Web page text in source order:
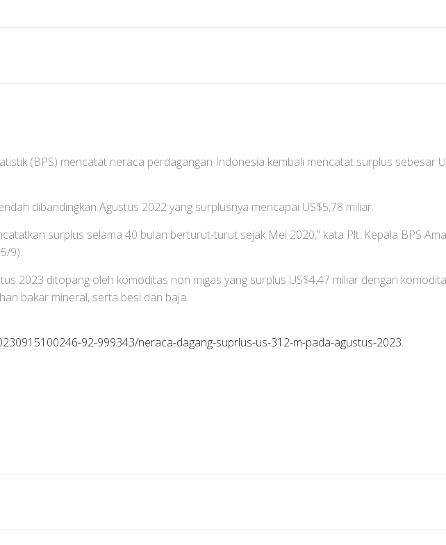
(BPS) mencatat neraca perdagangan Indonesia kembali mencatat surplus sebesar
dibandingkan Agustus 2022 yang surplusnya mencapai US$5,78 miliar.
surplus selama 40 bulan berturut-turut sejak Mei 2020,” kata Plt. Kepala BPS
9).
2023 ditopang oleh komoditas non migas yang surplus US$4,47 miliar dengan
bakar mineral, serta besi dan baja.
92-999343/neraca-dagang-suprlus-us-312-m-pada-agustus-2023.